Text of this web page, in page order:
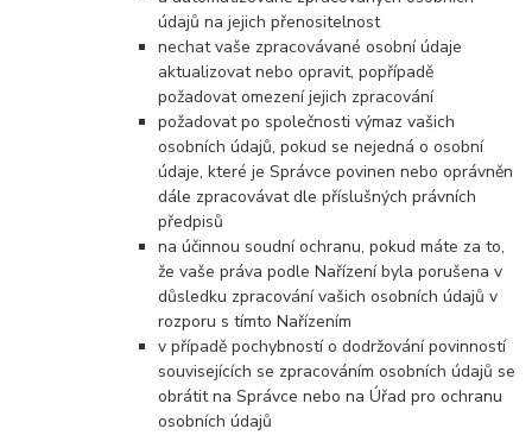
údajů na jejich přenositelnost
nechat vaše zpracovávané osobní údaje
aktualizovat nebo opravit, popřípadě
požadovat omezení jejich zpracování
požadovat po společnosti výmaz vašich
osobních údajů, pokud se nejedná o osobní
údaje, které je Správce povinen nebo oprávněn
dále zpracovávat dle příslušných právních
předpisů
na účinnou soudní ochranu, pokud máte za to,
že vaše práva podle Nařízení byla porušena v
důsledku zpracování vašich osobních údajů v
rozporu s tímto Nařízením
v případě pochybností o dodržování povinností
souvisejících se zpracováním osobních údajů se
obrátit na Správce nebo na Úřad pro ochranu
osobních údajů